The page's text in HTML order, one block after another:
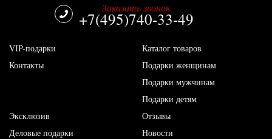
Заказать звонок
+7(495)740-33-49
VIP-подарки
Контакты
Каталог товаров
Подарки женщинам
Подарки мужчинам
Подарки детям
Эксклюзив
Деловые подарки
Отзывы
Новости